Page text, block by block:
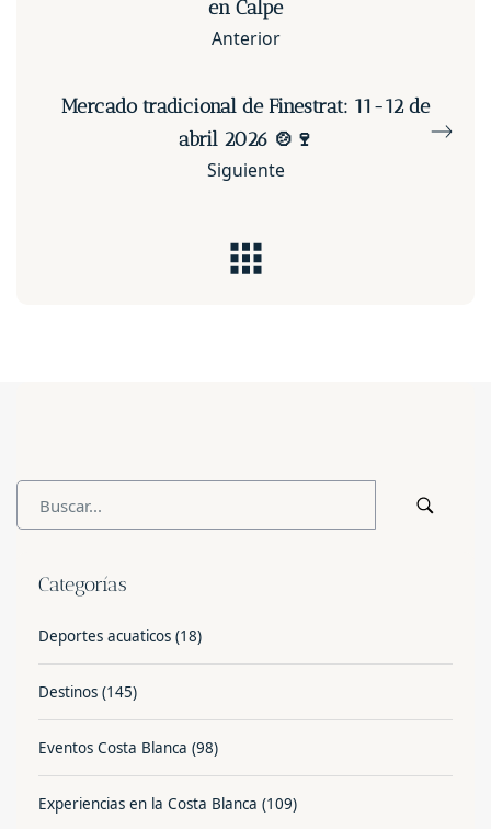
en Calpe
Anterior
Mercado tradicional de Finestrat: 11-12 de
abril 2026 🍲🍷
Siguiente
Categorías
Deportes acuaticos (18)
Destinos (145)
Eventos Costa Blanca (98)
Experiencias en la Costa Blanca (109)